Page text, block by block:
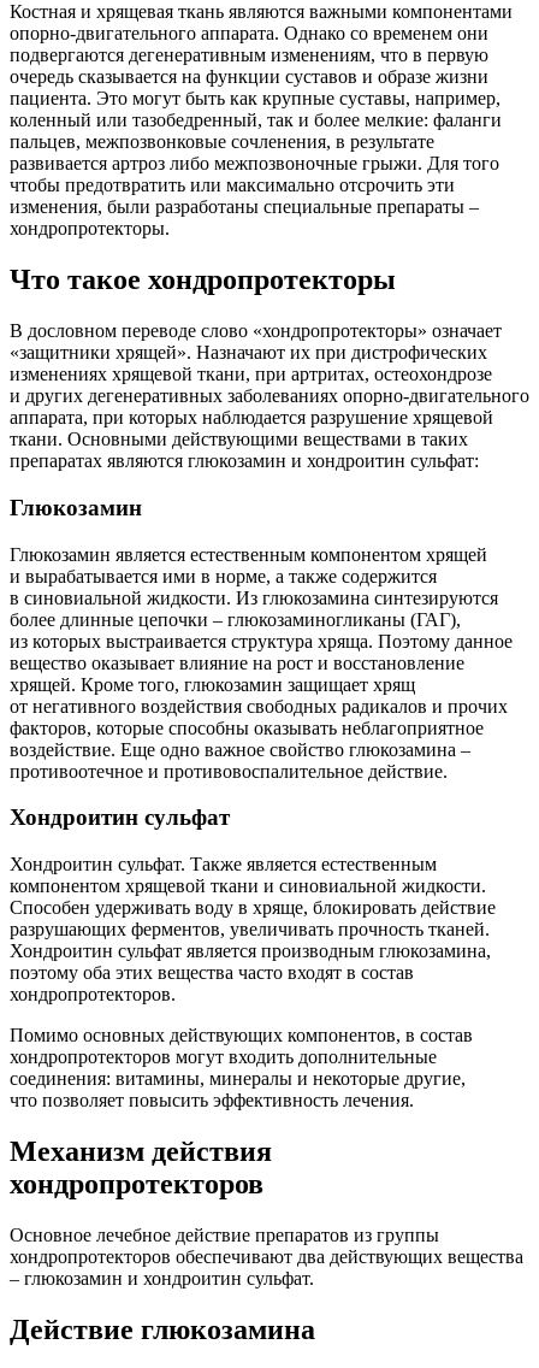
Костная и хрящевая ткань являются важными компонентами
опорно-двигательного аппарата. Однако со временем они
подвергаются дегенеративным изменениям, что в первую
очередь сказывается на функции суставов и образе жизни
пациента. Это могут быть как крупные суставы, например,
коленный или тазобедренный, так и более мелкие: фаланги
пальцев, межпозвонковые сочленения, в результате
развивается артроз либо межпозвоночные грыжи. Для того
чтобы предотвратить или максимально отсрочить эти
изменения, были разработаны специальные препараты –
хондропротекторы.
Что такое хондропротекторы
В дословном переводе слово «хондропротекторы» означает
«защитники хрящей». Назначают их при дистрофических
изменениях хрящевой ткани, при артритах, остеохондрозе
и других дегенеративных заболеваниях опорно-двигательного
аппарата, при которых наблюдается разрушение хрящевой
ткани. Основными действующими веществами в таких
препаратах являются глюкозамин и хондроитин сульфат:
Глюкозамин
Глюкозамин является естественным компонентом хрящей
и вырабатывается ими в норме, а также содержится
в синовиальной жидкости. Из глюкозамина синтезируются
более длинные цепочки – глюкозаминогликаны (ГАГ),
из которых выстраивается структура хряща. Поэтому данное
вещество оказывает влияние на рост и восстановление
хрящей. Кроме того, глюкозамин защищает хрящ
от негативного воздействия свободных радикалов и прочих
факторов, которые способны оказывать неблагоприятное
воздействие. Еще одно важное свойство глюкозамина –
противоотечное и противовоспалительное действие.
Хондроитин сульфат
Хондроитин сульфат. Также является естественным
компонентом хрящевой ткани и синовиальной жидкости.
Способен удерживать воду в хряще, блокировать действие
разрушающих ферментов, увеличивать прочность тканей.
Хондроитин сульфат является производным глюкозамина,
поэтому оба этих вещества часто входят в состав
хондропротекторов.
Помимо основных действующих компонентов, в состав
хондропротекторов могут входить дополнительные
соединения: витамины, минералы и некоторые другие,
что позволяет повысить эффективность лечения.
Механизм действия
хондропротекторов
Основное лечебное действие препаратов из группы
хондропротекторов обеспечивают два действующих вещества
– глюкозамин и хондроитин сульфат.
Действие глюкозамина